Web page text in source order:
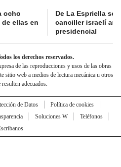
ocho
ellas en
De La Espriella se
canciller israelí
presidencial
los derechos reservados.
de las reproducciones y usos de las obras
sitio web a medios de lectura mecánica u otros
adecuados.
de Datos
Política de cookies
Soluciones W
Teléfonos